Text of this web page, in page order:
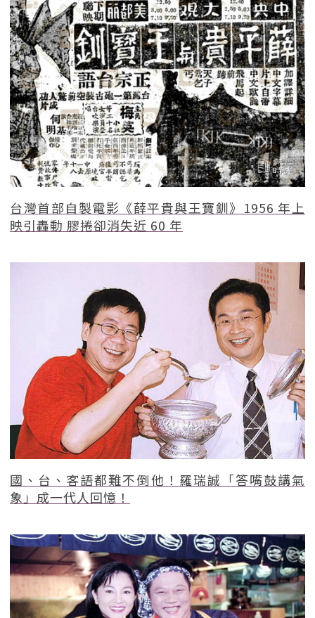
台灣首部自製電影《薛平貴與王寶釧》1956 年上
映引轟動 膠捲卻消失近 60 年
國、台、客語都難不倒他！羅瑞誠「答嘴鼓講氣
象」成一代人回憶！